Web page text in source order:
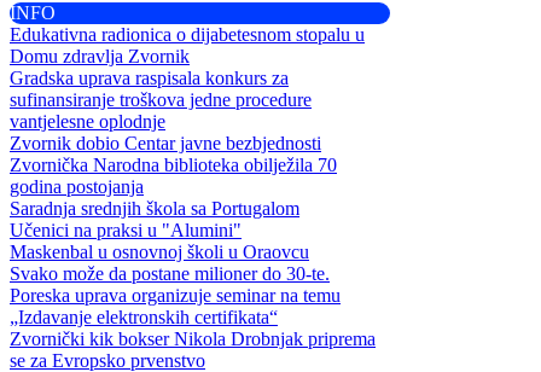
INFO
Edukativna radionica o dijabetesnom stopalu u
Domu zdravlja Zvornik
Gradska uprava raspisala konkurs za
sufinansiranje troškova jedne procedure
vantjelesne oplodnje
Zvornik dobio Centar javne bezbjednosti
Zvornička Narodna biblioteka obilježila 70
godina postojanja
Saradnja srednjih škola sa Portugalom
Učenici na praksi u "Alumini"
Maskenbal u osnovnoj školi u Oraovcu
Svako može da postane milioner do 30-te.
Poreska uprava organizuje seminar na temu
„Izdavanje elektronskih certifikata“
Zvornički kik bokser Nikola Drobnjak priprema
se za Evropsko prvenstvo